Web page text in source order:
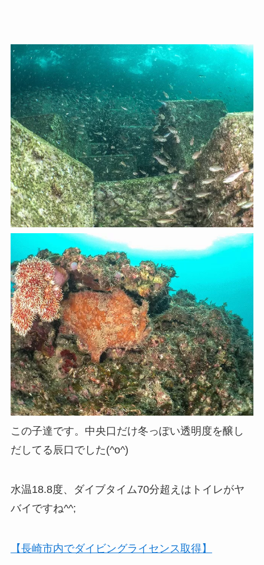
この子達です。中央口だけ冬っぽい透明度を醸し
だしてる辰口でした(^o^)
水温18.8度、ダイブタイム70分超えはトイレがヤ
バイですね^^;
【長崎市内でダイビングライセンス取得】